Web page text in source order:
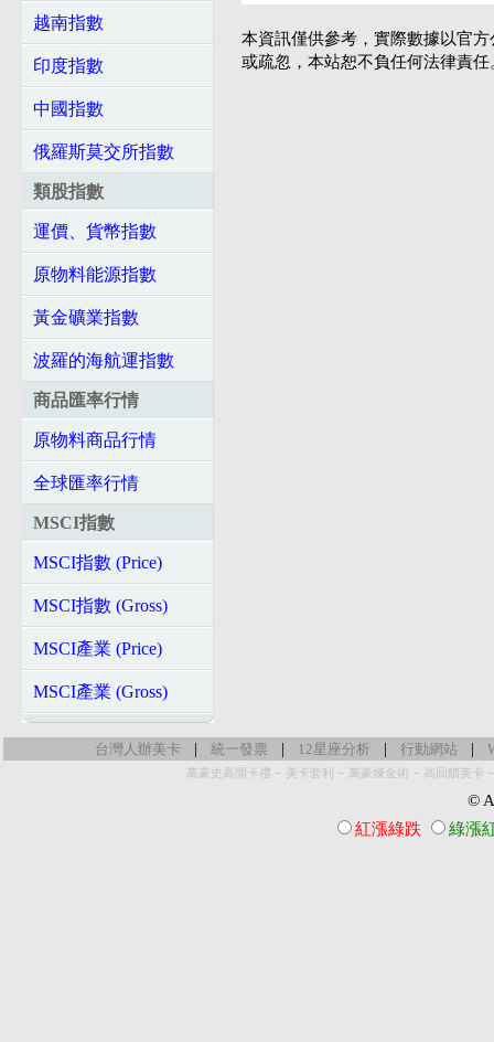
越南指數
印度指數
中國指數
俄羅斯莫交所指數
類股指數
運價、貨幣指數
原物料能源指數
黃金礦業指數
波羅的海航運指數
商品匯率行情
原物料商品行情
全球匯率行情
MSCI指數
MSCI指數 (Price)
MSCI指數 (Gross)
MSCI產業 (Price)
MSCI產業 (Gross)
本資訊僅供參考，實際數據以官
或疏忽，本站恕不負任何法律責任
台灣人辦美卡 | 統一發票 | 12星座分析 | 行動網站 |
萬豪史高開卡禮 - 美卡套利 - 萬豪煉金術 - 高回饋美卡
©
紅漲綠跌
綠漲